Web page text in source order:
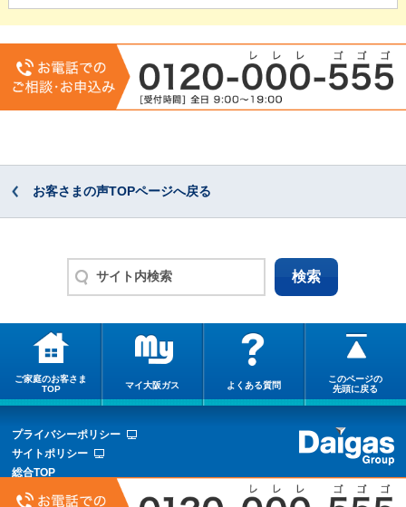
お客さまの声TOPページへ戻る
ご家庭のお客さま
TOP
マイ大阪ガス よくある質問
このページの
先頭に戻る
プライバシーポリシー
サイトポリシー
総合TOP
サイトマップ